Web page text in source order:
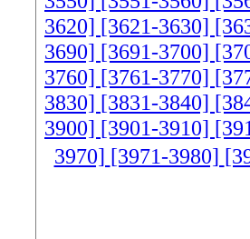
3620] [3621-3630]
3690] [3691-3700]
3760] [3761-3770]
3830] [3831-3840]
3900] [3901-3910]
3970] [3971-3980]